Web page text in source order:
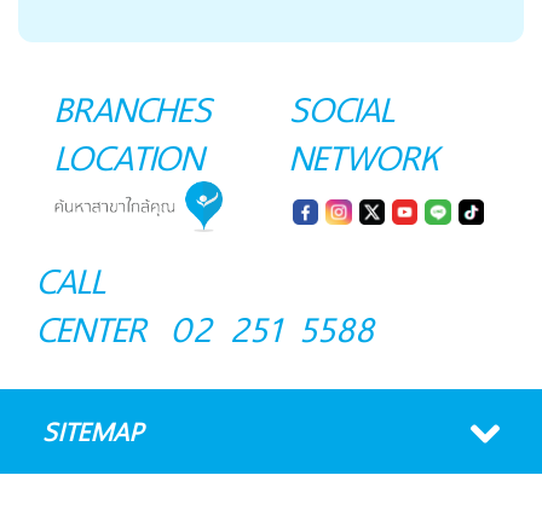
BRANCHES
LOCATION
SOCIAL
NETWORK
CALL
CENTER 02 251 5588
SITEMAP